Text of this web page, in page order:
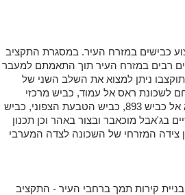
וביצוע כבישים במזרח העיר. במסגרת התקציב
רבים במזרח העיר תוך התאמתם למעבר
ניתן למצוא את השלב השני של
לחם לשכונת ראס אל עמוד, כביש מרכזי
בשועפט, חיבור שכונת אום טובא אל כביש 893, כביש הטבעת הצפוני, כביש
בג'אבל מוכאבר ובצור באהר וכן תכנון
צידה המזרחי של השכונה לצדה המערבי
שקל עבור בניית קירות תמך ברחבי העיר - התקציב